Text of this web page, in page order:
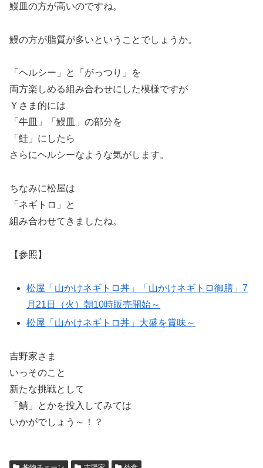
鰻皿の方が高いのですね。
鰻の方が脂質が多いということでしょうか。
「ヘルシー」と「がっつり」を
両方楽しめる組み合わせにした模様ですが
Ｙさま的には
「牛皿」「鰻皿」の部分を
「鮭」にしたら
さらにヘルシーなような気がします。
ちなみに松屋は
「ネギトロ」と
組み合わせてきましたね。
【参照】
松屋「山かけネギトロ丼」「山かけネギトロ御膳」7
月21日（火）朝10時販売開始～
松屋「山かけネギトロ丼」大盛を賞味～
吉野家さま
いっそのこと
新たな挑戦として
「鯖」とかを投入してみては
いかがでしょう～！？